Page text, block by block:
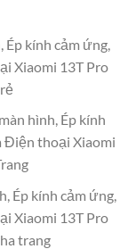
Ép kính cảm ứng,
Xiaomi 13T Pro
hình, Ép kính
Điện thoại Xiaomi
Ép kính cảm ứng,
Xiaomi 13T Pro
trang